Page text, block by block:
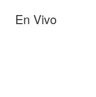
En Vivo